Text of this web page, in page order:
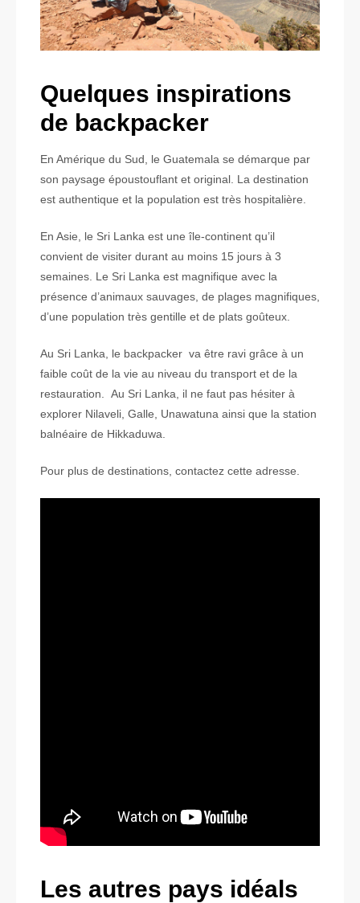
Quelques inspirations
de backpacker
En Amérique du Sud, le Guatemala se démarque par
son paysage époustouflant et original. La destination
est authentique et la population est très hospitalière.
En Asie, le Sri Lanka est une île-continent qu’il
convient de visiter durant au moins 15 jours à 3
semaines. Le Sri Lanka est magnifique avec la
présence d’animaux sauvages, de plages magnifiques,
d’une population très gentille et de plats goûteux.
Au Sri Lanka, le backpacker va être ravi grâce à un
faible coût de la vie au niveau du transport et de la
restauration. Au Sri Lanka, il ne faut pas hésiter à
explorer Nilaveli, Galle, Unawatuna ainsi que la station
balnéaire de Hikkaduwa.
Pour plus de destinations, contactez cette adresse.
Les autres pays idéals